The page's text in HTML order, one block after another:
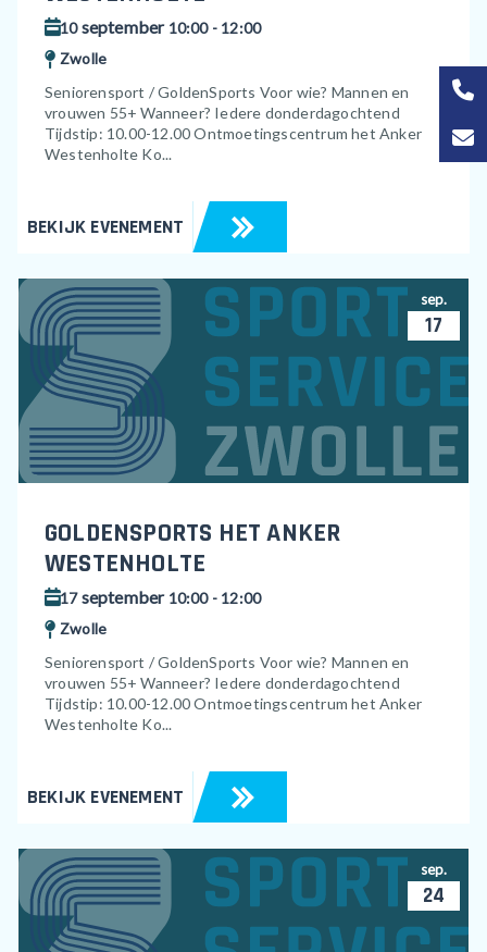
10september10:00 - 12:00
Zwolle
Seniorensport / GoldenSports Voor wie? Mannen en
vrouwen 55+ Wanneer? Iedere donderdagochtend
Tijdstip: 10.00-12.00 Ontmoetingscentrum het Anker
Westenholte Ko...
BEKIJK EVENEMENT
sep.
17
GOLDENSPORTS HET ANKER
WESTENHOLTE
17september10:00 - 12:00
Zwolle
Seniorensport / GoldenSports Voor wie? Mannen en
vrouwen 55+ Wanneer? Iedere donderdagochtend
Tijdstip: 10.00-12.00 Ontmoetingscentrum het Anker
Westenholte Ko...
BEKIJK EVENEMENT
sep.
24